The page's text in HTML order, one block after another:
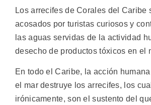
Los arrecifes de Corales del Caribe
acosados por turistas curiosos y
las aguas servidas de la actividad
desecho de productos tóxicos en el
En todo el Caribe, la acción
el mar destruye los arrecifes, los
irónicamente, son el sustento del